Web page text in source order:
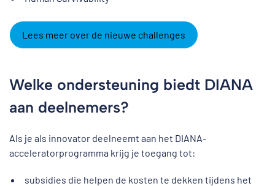
Lees meer over de nieuwe challenges
Welke ondersteuning biedt DIANA
aan deelnemers?
Als je als innovator deelneemt aan het DIANA-
acceleratorprogramma krijg je toegang tot:
subsidies die helpen de kosten te dekken tijdens het